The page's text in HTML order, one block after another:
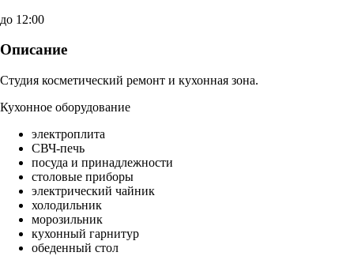
до 12:00
Описание
Студия косметический ремонт и кухонная зона.
Кухонное оборудование
электроплита
СВЧ-печь
посуда и принадлежности
столовые приборы
электрический чайник
холодильник
морозильник
кухонный гарнитур
обеденный стол